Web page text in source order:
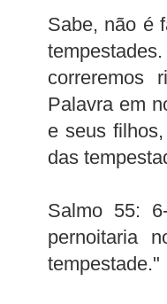
Sabe, não é
correremos
Palavra em
e seus
das
Salmo 55:
pernoitaria
tempestade."